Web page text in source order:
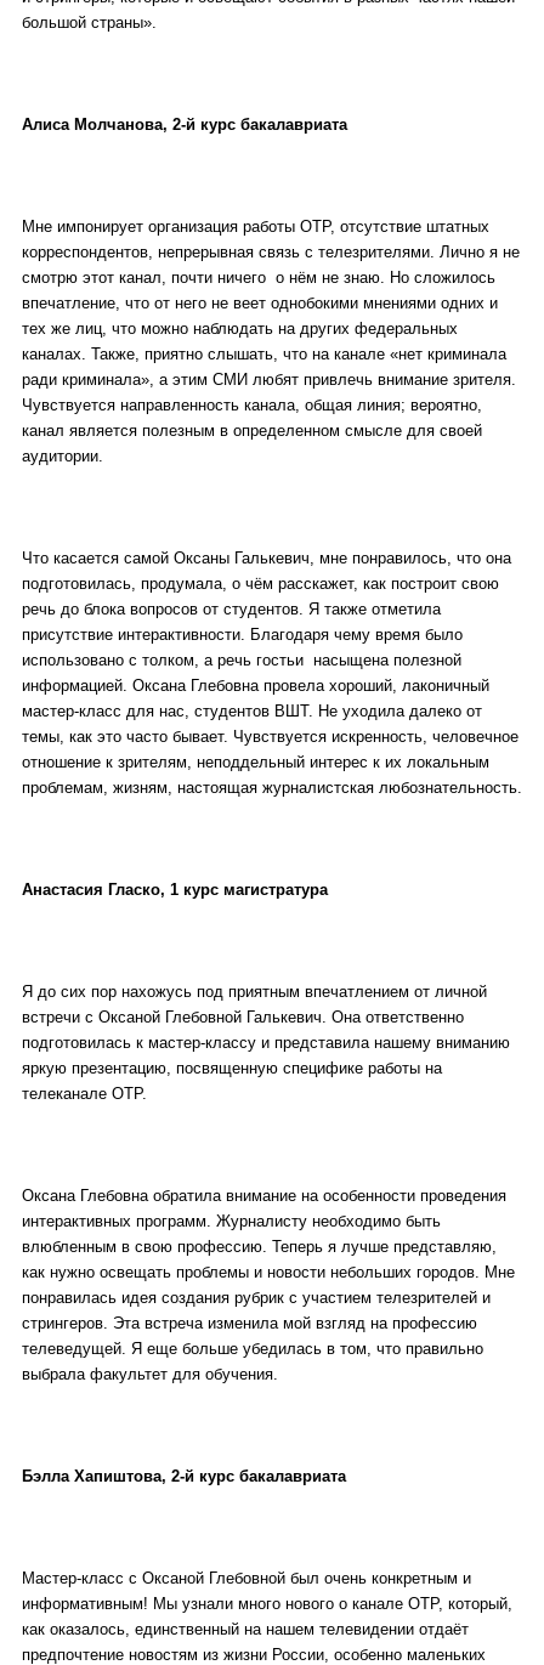
большой страны».
Алиса Молчанова, 2-й курс бакалавриата
Мне импонирует организация работы ОТР, отсутствие штатных
корреспондентов, непрерывная связь с телезрителями. Лично я не
смотрю этот канал, почти ничего о нём не знаю. Но сложилось
впечатление, что от него не веет однобокими мнениями одних и
тех же лиц, что можно наблюдать на других федеральных
каналах. Также, приятно слышать, что на канале «нет криминала
ради криминала», а этим СМИ любят привлечь внимание зрителя.
Чувствуется направленность канала, общая линия; вероятно,
канал является полезным в определенном смысле для своей
аудитории.
Что касается самой Оксаны Галькевич, мне понравилось, что она
подготовилась, продумала, о чём расскажет, как построит свою
речь до блока вопросов от студентов. Я также отметила
присутствие интерактивности. Благодаря чему время было
использовано с толком, а речь гостьи насыщена полезной
информацией. Оксана Глебовна провела хороший, лаконичный
мастер-класс для нас, студентов ВШТ. Не уходила далеко от
темы, как это часто бывает. Чувствуется искренность, человечное
отношение к зрителям, неподдельный интерес к их локальным
проблемам, жизням, настоящая журналистская любознательность.
Анастасия Гласко, 1 курс магистратура
Я до сих пор нахожусь под приятным впечатлением от личной
встречи с Оксаной Глебовной Галькевич. Она ответственно
подготовилась к мастер-классу и представила нашему вниманию
яркую презентацию, посвященную специфике работы на
телеканале ОТР.
Оксана Глебовна обратила внимание на особенности проведения
интерактивных программ. Журналисту необходимо быть
влюбленным в свою профессию. Теперь я лучше представляю,
как нужно освещать проблемы и новости небольших городов. Мне
понравилась идея создания рубрик с участием телезрителей и
стрингеров. Эта встреча изменила мой взгляд на профессию
телеведущей. Я еще больше убедилась в том, что правильно
выбрала факультет для обучения.
Бэлла Хапиштова, 2-й курс бакалавриата
Мастер-класс с Оксаной Глебовной был очень конкретным и
информативным! Мы узнали много нового о канале ОТР, который,
как оказалось, единственный на нашем телевидении отдаёт
предпочтение новостям из жизни России, особенно маленьких